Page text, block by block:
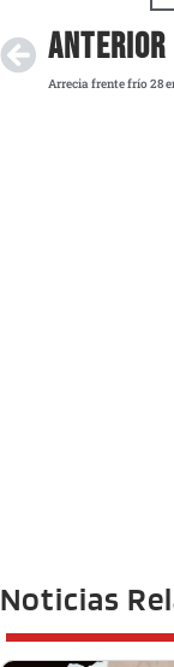
ANTERIOR
Noticias